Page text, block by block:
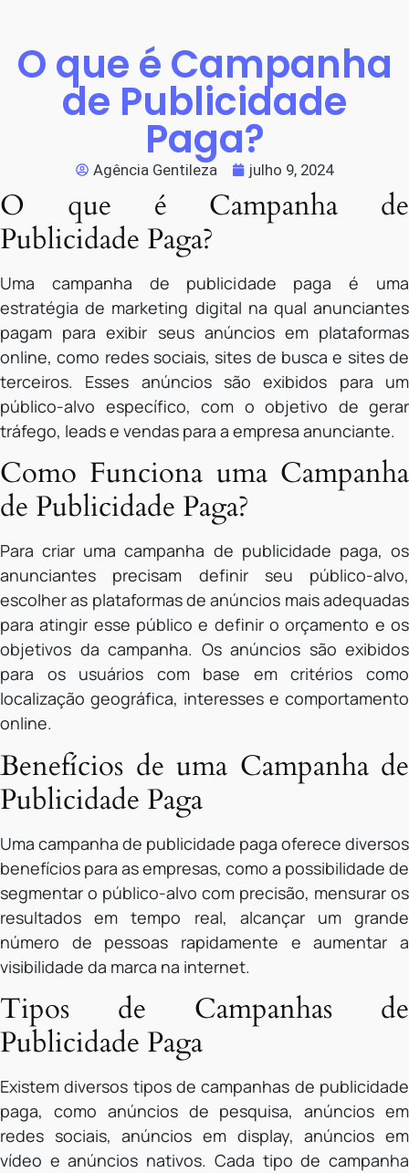
O que é Campanha
de Publicidade
Paga?
Agência Gentileza julho 9, 2024
O que é Campanha de
Publicidade Paga?
Uma campanha de publicidade paga é uma
estratégia de marketing digital na qual anunciantes
pagam para exibir seus anúncios em plataformas
online, como redes sociais, sites de busca e sites de
terceiros. Esses anúncios são exibidos para um
público-alvo específico, com o objetivo de gerar
tráfego, leads e vendas para a empresa anunciante.
Como Funciona uma Campanha
de Publicidade Paga?
Para criar uma campanha de publicidade paga, os
anunciantes precisam definir seu público-alvo,
escolher as plataformas de anúncios mais adequadas
para atingir esse público e definir o orçamento e os
objetivos da campanha. Os anúncios são exibidos
para os usuários com base em critérios como
localização geográfica, interesses e comportamento
online.
Benefícios de uma Campanha de
Publicidade Paga
Uma campanha de publicidade paga oferece diversos
benefícios para as empresas, como a possibilidade de
segmentar o público-alvo com precisão, mensurar os
resultados em tempo real, alcançar um grande
número de pessoas rapidamente e aumentar a
visibilidade da marca na internet.
Tipos de Campanhas de
Publicidade Paga
Existem diversos tipos de campanhas de publicidade
paga, como anúncios de pesquisa, anúncios em
redes sociais, anúncios em display, anúncios em
vídeo e anúncios nativos. Cada tipo de campanha